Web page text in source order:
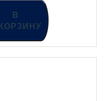
В
КОРЗИНУ